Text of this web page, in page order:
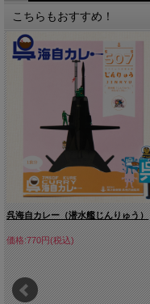
こちらもおすすめ！
呉海自カレー（潜水艦じんりゅう）
価格:770円(税込)